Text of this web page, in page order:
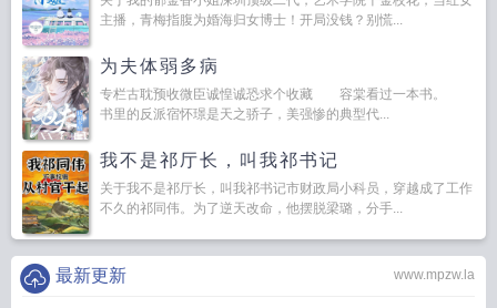
主播，青梅指腹为婚海归女博士！开局没钱？别慌...
为夫体弱多病
专栏古耽预收微臣诚惶诚恐求个收藏 容棠看过一本书。
书里的反派宿怀璟是天之骄子，美强惨的典型代...
我不是祁厅长，叫我祁书记
关于我不是祁厅长，叫我祁书记市财政局小科员，穿越成了工作
不久的祁同伟。为了逆天改命，他摆脱梁璐，分手...
www.mpzw.la
最新更新